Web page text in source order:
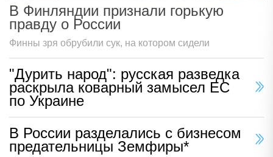
В Финляндии признали горькую
правду о России
Финны зря обрубили сук, на котором сидели
"Дурить народ": русская разведка
раскрыла коварный замысел ЕС
по Украине
В России разделались с бизнесом
предательницы Земфиры*